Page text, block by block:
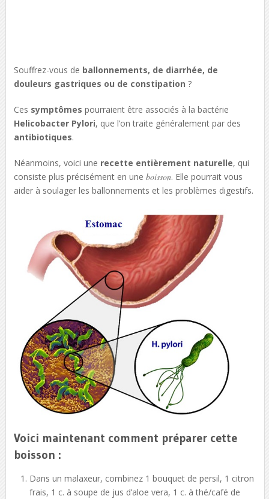
Souffrez-vous de ballonnements, de diarrhée, de
douleurs gastriques ou de constipation ?
Ces symptômes pourraient être associés à la bactérie
Helicobacter Pylori, que l’on traite généralement par des
antibiotiques.
Néanmoins, voici une recette entièrement naturelle, qui
consiste plus précisément en une boisson. Elle pourrait vous
aider à soulager les ballonnements et les problèmes digestifs.
Voici maintenant comment préparer cette
boisson :
Dans un malaxeur, combinez 1 bouquet de persil, 1 citron
frais, 1 c. à soupe de jus d’aloe vera, 1 c. à thé/café de